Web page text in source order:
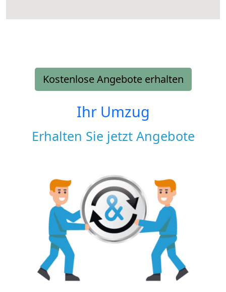
Kostenlose Angebote erhalten
Ihr Umzug
Erhalten Sie jetzt Angebote